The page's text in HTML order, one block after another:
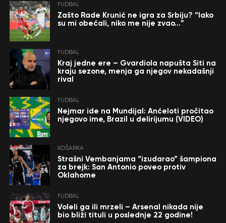
FUDBAL
Zašto Rade Krunić ne igra za Srbiju? “Iako
su mi obećali, niko me nije zvao…”
FUDBAL
Kraj jedne ere – Gvardiola napušta Siti na
kraju sezone, menja ga njegov nekadašnji
rival
FUDBAL
Nejmar ide na Mundijal: Anćeloti pročitao
njegovo ime, Brazil u delirijumu (VIDEO)
KOŠARKA
Strašni Vembanjama “izudarao” šampiona
za brejk: San Antonio poveo protiv
Oklahome
FUDBAL
Voleli ga ili mrzeli – Arsenal nikada nije
bio bliži tituli u poslednje 22 godine!